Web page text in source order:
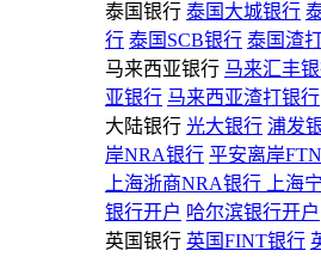
泰国银行 泰国大城银行
行 泰国SCB银行 泰国渣
马来西亚银行 马来汇丰
亚银行 马来西亚渣打银行
大陆银行 光大银行 浦发
岸NRA银行 平安离岸
上海浙商NRA银行
上海
银行开户 哈尔滨银行开户
英国银行 英国FINT银行